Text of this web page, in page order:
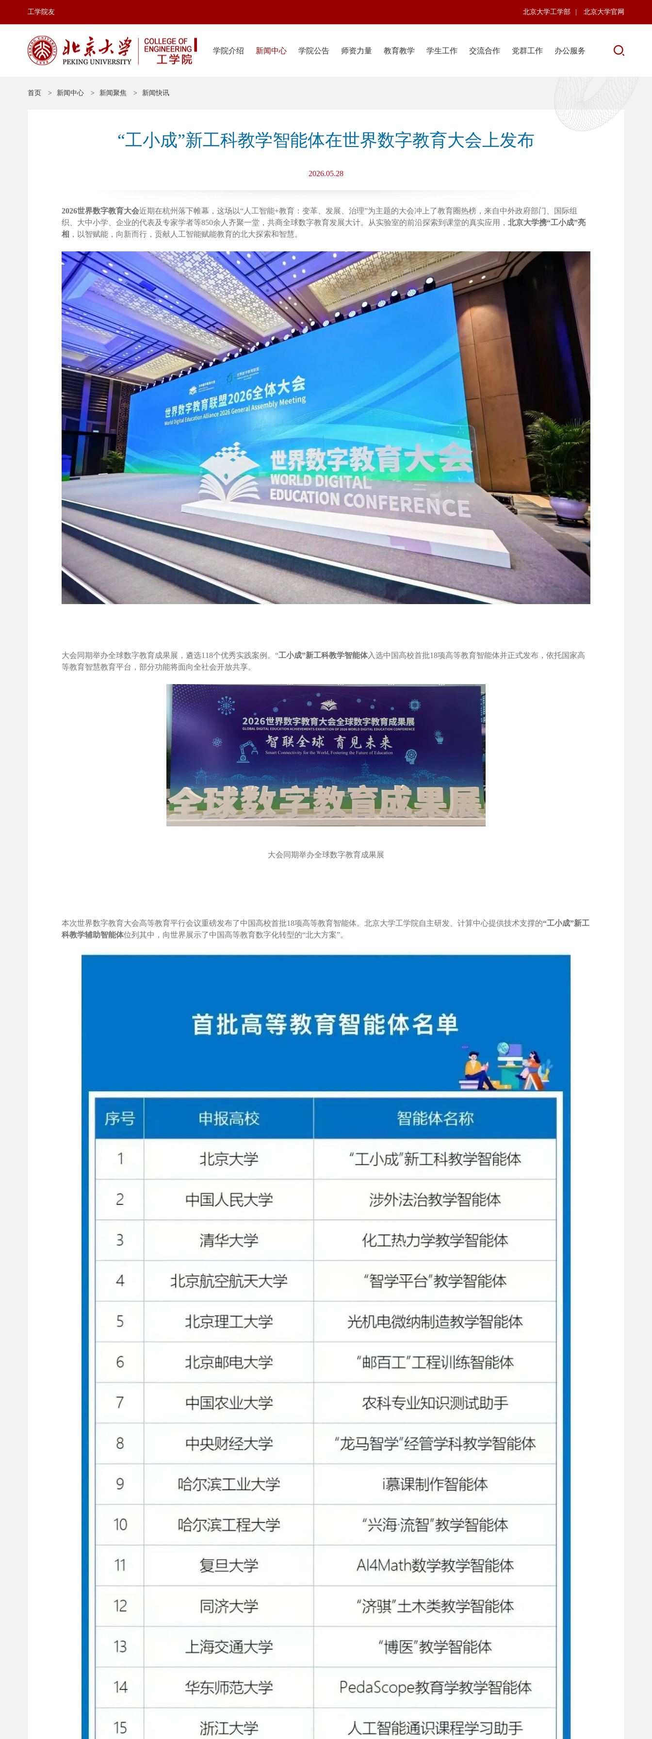
工学院友 北京大学工学部 北京大学官网
学院介绍 新闻中心 学院公告 师资力量 教育教学 学生工作 交流合作 党群工作 办公服务
首页 新闻中心 新闻聚焦 新闻快讯
“工小成”新工科教学智能体在世界数字教育大会上发布
2026.05.28
2026世界数字教育大会近期在杭州落下帷幕，这场以“人工智能+教育：变革、发展、治理”为主题的大会冲上了教育圈热榜， 来自中外政府部门、国际组
织、大中小学、企业的代表及专家学者等850余人齐聚一堂 ，共商全球数字教育发展大计。从实验室的前沿探索到课堂的真实应用， 北京大学携“工小成”亮
相 ，以智赋能，向新而行，贡献人工智能赋能教育的北大探索和智慧。
大会同期举办全球数字教育成果展 ，遴选118个优秀实践案例。“工小成”新工科教学智能体入选中国高校首批18项高等教育智能体并正式发布，依托国家高
等教育智慧教育平台 ， 部分功能将面向全社会开放共享。
大会同期举办全球数字教育成果展
本次世界数字教育大会高等教育平行会议重磅发布了中国高校首批18项高等教育智能体。 北京大学工学院自主研发、计算中心提供技术支撑的“工小成”新工
科教学辅助智能体位列其中，向世界展示了中国高等教育数字化转型的“北大方案”。